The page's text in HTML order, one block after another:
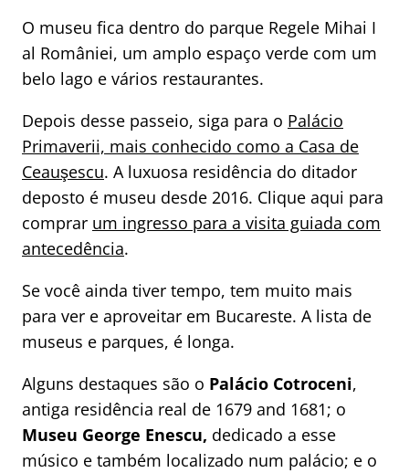
O museu fica dentro do parque Regele Mihai I
al României, um amplo espaço verde com um
belo lago e vários restaurantes.
Depois desse passeio, siga para o Palácio
Primaverii, mais conhecido como a Casa de
Ceauşescu. A luxuosa residência do ditador
deposto é museu desde 2016. Clique aqui para
comprar um ingresso para a visita guiada com
antecedência.
Se você ainda tiver tempo, tem muito mais
para ver e aproveitar em Bucareste. A lista de
museus e parques, é longa.
Alguns destaques são o Palácio Cotroceni,
antiga residência real de 1679 and 1681; o
Museu George Enescu, dedicado a esse
músico e também localizado num palácio; e o